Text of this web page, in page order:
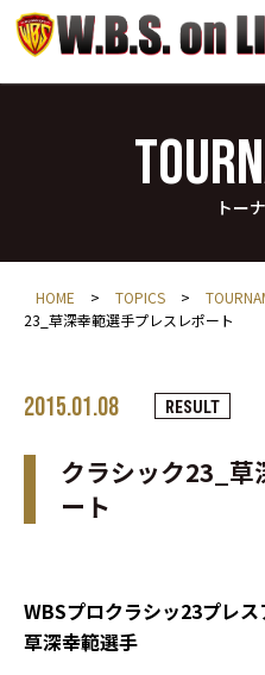
トー
HOME > TOPICS >
23_草深幸範選手プレスレポート
2015.01.08 RESULT
クラシック23_草
ート
WBSプロクラシッ23プレ
草深幸範選手